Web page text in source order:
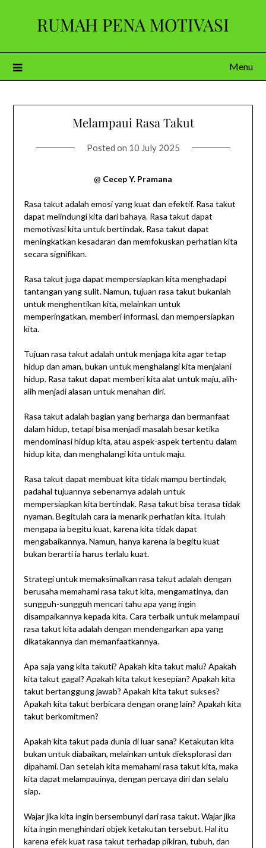
RUMAH PENA MOTIVASI
Menu
Melampaui Rasa Takut
Posted on 10 July 2025
@ Cecep Y. Pramana
Rasa takut adalah emosi yang kuat dan efektif. Rasa takut
dapat melindungi kita dari bahaya. Rasa takut dapat
memotivasi kita untuk bertindak. Rasa takut dapat
meningkatkan kesadaran dan memfokuskan perhatian kita
secara signifikan.
Rasa takut juga dapat mempersiapkan kita menghadapi
tantangan yang sulit. Namun, tujuan rasa takut bukanlah
untuk menghentikan kita, melainkan untuk
memperingatkan, memberi informasi, dan mempersiapkan
kita.
Tujuan rasa takut adalah untuk menjaga kita agar tetap
hidup dan aman, bukan untuk menghalangi kita menjalani
hidup. Rasa takut dapat memberi kita alat untuk maju, alih-
alih menjadi alasan untuk menahan diri.
Rasa takut adalah bagian yang berharga dan bermanfaat
dalam hidup, tetapi bisa menjadi masalah besar ketika
mendominasi hidup kita, atau aspek-aspek tertentu dalam
hidup kita, dan menghalangi kita untuk maju.
Rasa takut dapat membuat kita tidak mampu bertindak,
padahal tujuannya sebenarnya adalah untuk
mempersiapkan kita bertindak. Rasa takut bisa terasa tidak
nyaman. Begitulah cara ia menarik perhatian kita. Itulah
mengapa ia begitu kuat, karena kita tidak dapat
mengabaikannya. Namun, hanya karena ia begitu kuat
bukan berarti ia harus terlalu kuat.
Strategi untuk memaksimalkan rasa takut adalah dengan
berusaha memahami rasa takut kita, mengamatinya, dan
sungguh-sungguh mencari tahu apa yang ingin
disampaikannya kepada kita. Cara terbaik untuk melampaui
rasa takut kita adalah dengan mendengarkan apa yang
dikatakannya dan memanfaatkannya.
Apa saja yang kita takuti? Apakah kita takut malu? Apakah
kita takut gagal? Apakah kita takut kesepian? Apakah kita
takut bertanggung jawab? Apakah kita takut sukses?
Apakah kita takut berbicara dengan orang lain? Apakah kita
takut berkomitmen?
Apakah kita takut pada dunia di luar sana? Ketakutan kita
bukan untuk diabaikan, melainkan untuk dieksplorasi dan
dipahami. Dan setelah kita memahami rasa takut kita, maka
kita dapat melampauinya, dengan percaya diri dan selalu
siap.
Wajar jika kita ingin bersembunyi dari rasa takut. Wajar jika
kita ingin menghindari objek ketakutan tersebut. Hal itu
karena efek kuat rasa takut terhadap pikiran, tubuh, dan